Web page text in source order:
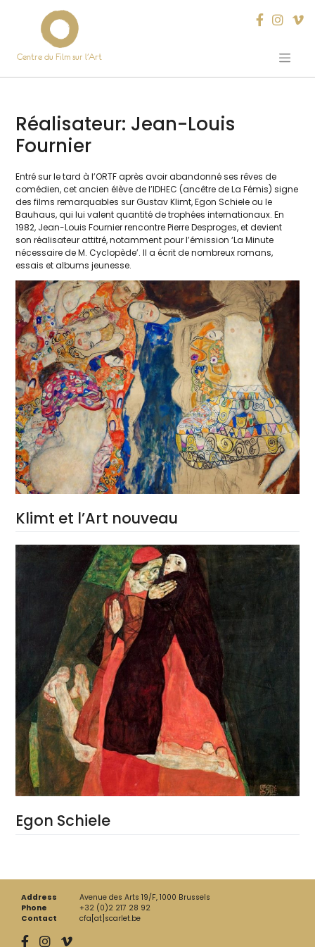
Centre du Film sur l’Art
Réalisateur: Jean-Louis
Fournier
Entré sur le tard à l’ORTF après avoir aban­don­né ses rêves de
comé­dien, cet ancien élève de l’IDHEC (ancêtre de La Fémis) signe
des films remar­quables sur Gustav Klimt, Egon Schiele ou le
Bauhaus, qui lui valent quan­ti­té de tro­phées inter­na­tio­naux. En
1982, Jean-Louis Fournier ren­contre Pierre Desproges, et devient
son réa­li­sa­teur atti­tré, notam­ment pour l’é­mis­sion ‘La Minute
néces­saire de M. Cyclopède’. Il a écrit de nom­breux romans,
essais et albums jeunesse.
Klimt et l’Art nouveau
Egon Schiele
Address
Avenue des Arts 19/F, 1000 Brussels
Phone
+32 (0)2 217 28 92
Contact
cfa[at]scarlet.be